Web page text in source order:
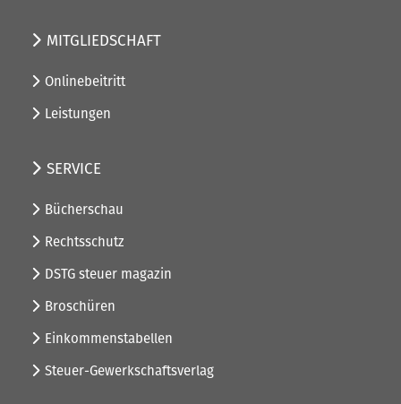
MITGLIEDSCHAFT
Onlinebeitritt
Leistungen
SERVICE
Bücherschau
Rechtsschutz
DSTG steuer magazin
Broschüren
Einkommenstabellen
Steuer-Gewerkschaftsverlag